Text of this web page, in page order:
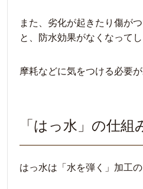
また、劣化が起きたり傷が
と、防水効果がなくなってし
摩耗などに気をつける必要が
「はっ水」の仕組
はっ水は「水を弾く」加工の